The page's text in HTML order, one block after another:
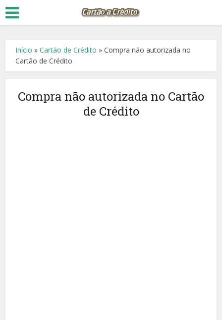
Início »Cartão de Crédito »Compra não autorizada no
Cartão de Crédito
Compra não autorizada no Cartão
de Crédito